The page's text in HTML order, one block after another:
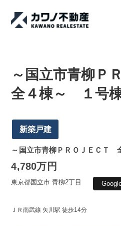
～国立市青柳Ｐ
全４棟～ １号
新築戸建
～国立市青柳ＰＲＯＪＥＣＴ
4,780万円
東京都国立市 青柳2丁目
ＪＲ南武線 矢川駅 徒歩14分